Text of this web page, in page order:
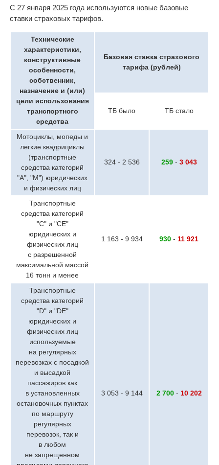
С 27 января 2025 года используются новые базовые
ставки страховых тарифов.
Технические
характеристики,
конструктивные
особенности,
собственник,
назначение и (или)
цели использования
транспортного
средства
Базовая ставка страхового
тарифа (рублей)
ТБ было ТБ стало
Мотоциклы, мопеды и
легкие квадрициклы
(транспортные
средства категорий
"A", "M") юридических
и физических лиц
324 - 2 536 259- 3 043
Транспортные
средства категорий
"C" и "CE"
юридических и
физических лиц
с разрешенной
максимальной массой
16 тонн и менее
1 163 - 9 934 930 - 11 921
Транспортные
средства категорий
"D" и "DE"
юридических и
физических лиц
используемые
на регулярных
перевозках с посадкой
и высадкой
пассажиров как
в установленных
остановочных пунктах
по маршруту
регулярных
перевозок, так и
в любом
не запрещенном
3 053 - 9 144 2 700- 10 202